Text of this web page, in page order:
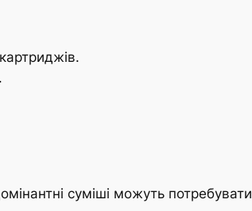
суміші можуть потребувати